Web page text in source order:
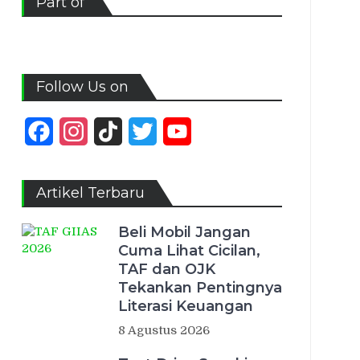
Follow Us on
FacebookInstagram
TikTok Twitter
Artikel Terbaru
Beli Mobil Jangan
Cuma Lihat Cicilan,
TAF dan OJK
Tekankan Pentingnya
Literasi Keuangan
8 Agustus 2026